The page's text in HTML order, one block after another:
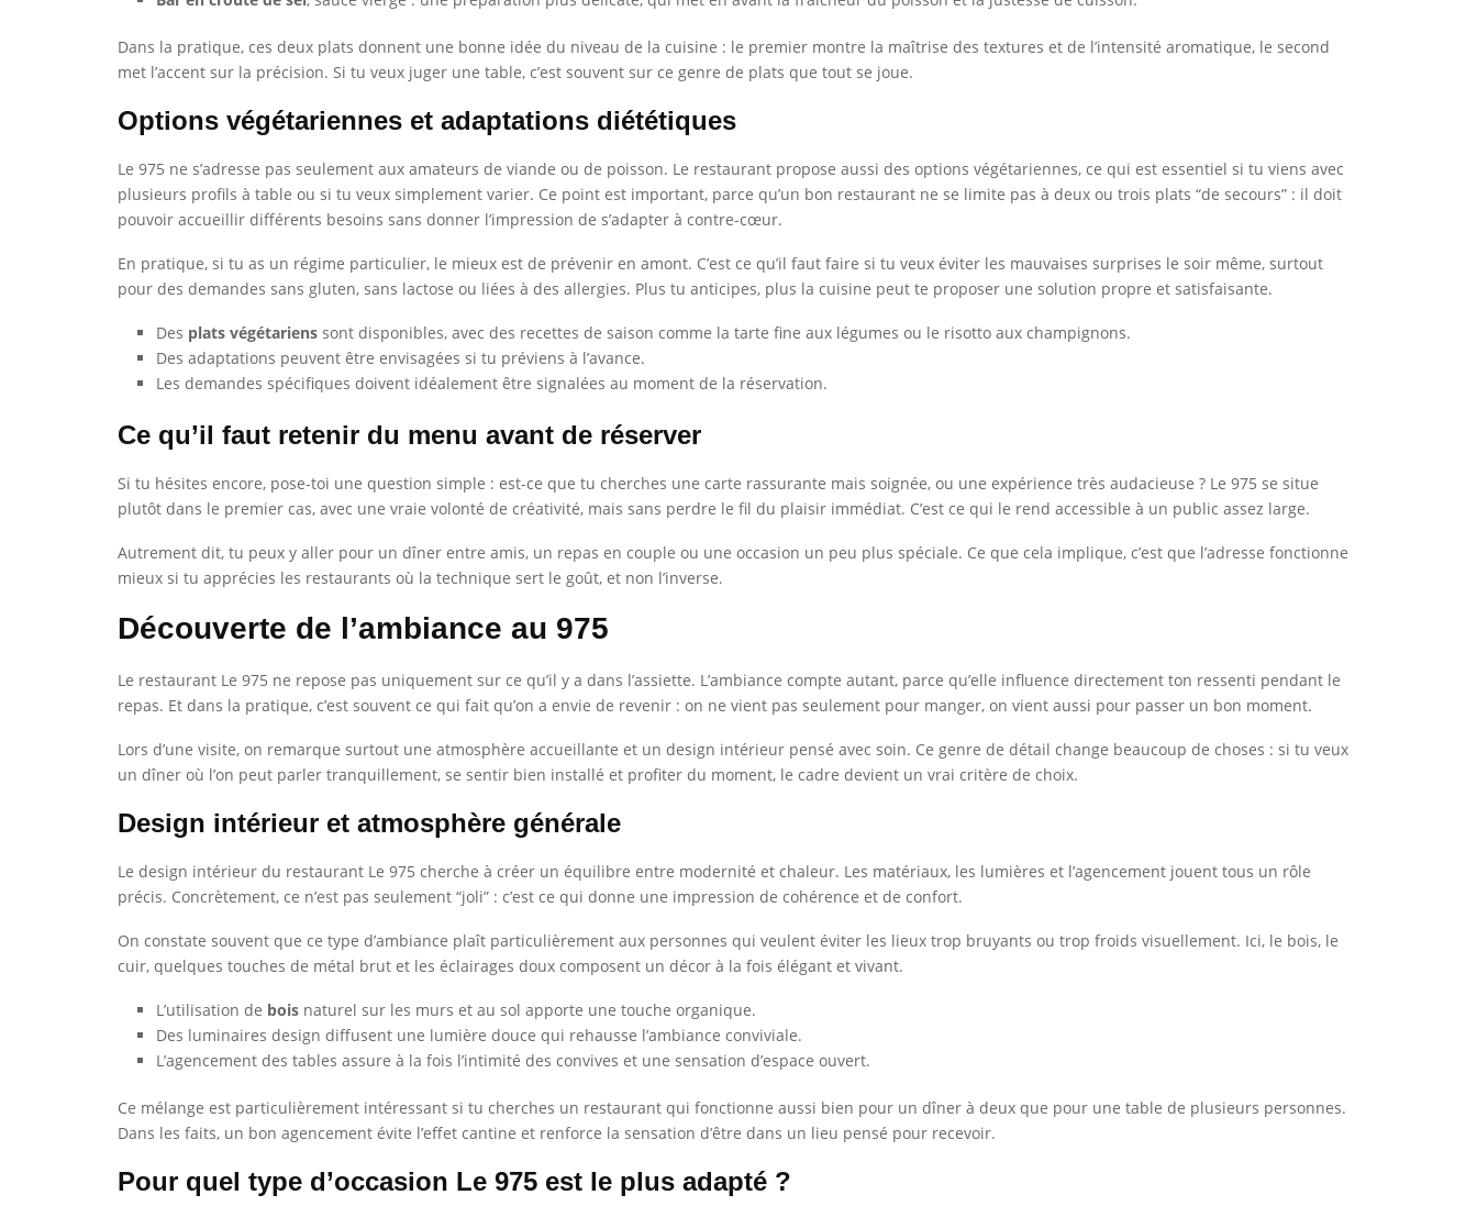
Dans la pratique, ces deux plats donnent une bonne idée du niveau de la cuisine : le premier montre la maîtrise des textures et de l’intensité aromatique, le second
met l’accent sur la précision. Si tu veux juger une table, c’est souvent sur ce genre de plats que tout se joue.
Options végétariennes et adaptations diététiques
Le 975 ne s’adresse pas seulement aux amateurs de viande ou de poisson. Le restaurant propose aussi des options végétariennes, ce qui est essentiel si tu viens avec
plusieurs profils à table ou si tu veux simplement varier. Ce point est important, parce qu’un bon restaurant ne se limite pas à deux ou trois plats “de secours” : il doit
pouvoir accueillir différents besoins sans donner l’impression de s’adapter à contre-cœur.
En pratique, si tu as un régime particulier, le mieux est de prévenir en amont. C’est ce qu’il faut faire si tu veux éviter les mauvaises surprises le soir même, surtout
pour des demandes sans gluten, sans lactose ou liées à des allergies. Plus tu anticipes, plus la cuisine peut te proposer une solution propre et satisfaisante.
Des plats végétariens sont disponibles, avec des recettes de saison comme la tarte fine aux légumes ou le risotto aux champignons.
Des adaptations peuvent être envisagées si tu préviens à l’avance.
Les demandes spécifiques doivent idéalement être signalées au moment de la réservation.
Ce qu’il faut retenir du menu avant de réserver
Si tu hésites encore, pose-toi une question simple : est-ce que tu cherches une carte rassurante mais soignée, ou une expérience très audacieuse ? Le 975 se situe
plutôt dans le premier cas, avec une vraie volonté de créativité, mais sans perdre le fil du plaisir immédiat. C’est ce qui le rend accessible à un public assez large.
Autrement dit, tu peux y aller pour un dîner entre amis, un repas en couple ou une occasion un peu plus spéciale. Ce que cela implique, c’est que l’adresse fonctionne
mieux si tu apprécies les restaurants où la technique sert le goût, et non l’inverse.
Découverte de l’ambiance au 975
Le restaurant Le 975 ne repose pas uniquement sur ce qu’il y a dans l’assiette. L’ambiance compte autant, parce qu’elle influence directement ton ressenti pendant le
repas. Et dans la pratique, c’est souvent ce qui fait qu’on a envie de revenir : on ne vient pas seulement pour manger, on vient aussi pour passer un bon moment.
Lors d’une visite, on remarque surtout une atmosphère accueillante et un design intérieur pensé avec soin. Ce genre de détail change beaucoup de choses : si tu veux
un dîner où l’on peut parler tranquillement, se sentir bien installé et profiter du moment, le cadre devient un vrai critère de choix.
Design intérieur et atmosphère générale
Le design intérieur du restaurant Le 975 cherche à créer un équilibre entre modernité et chaleur. Les matériaux, les lumières et l’agencement jouent tous un rôle
précis. Concrètement, ce n’est pas seulement “joli” : c’est ce qui donne une impression de cohérence et de confort.
On constate souvent que ce type d’ambiance plaît particulièrement aux personnes qui veulent éviter les lieux trop bruyants ou trop froids visuellement. Ici, le bois, le
cuir, quelques touches de métal brut et les éclairages doux composent un décor à la fois élégant et vivant.
L’utilisation de bois naturel sur les murs et au sol apporte une touche organique.
Des luminaires design diffusent une lumière douce qui rehausse l’ambiance conviviale.
L’agencement des tables assure à la fois l’intimité des convives et une sensation d’espace ouvert.
Ce mélange est particulièrement intéressant si tu cherches un restaurant qui fonctionne aussi bien pour un dîner à deux que pour une table de plusieurs personnes.
Dans les faits, un bon agencement évite l’effet cantine et renforce la sensation d’être dans un lieu pensé pour recevoir.
Pour quel type d’occasion Le 975 est le plus adapté ?